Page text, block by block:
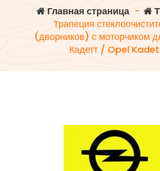
Главная страница-
Трапеция
(дворников) с моторчиком
Кадетт / Opel